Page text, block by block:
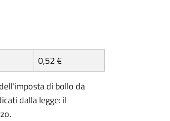
0,52 €
di bollo da
dalla legge: il